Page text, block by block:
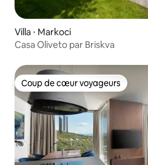
Villa ⋅ Markoci
Casa Oliveto par Briskva
Coup de cœur voyageurs
Coup de cœur voyageurs